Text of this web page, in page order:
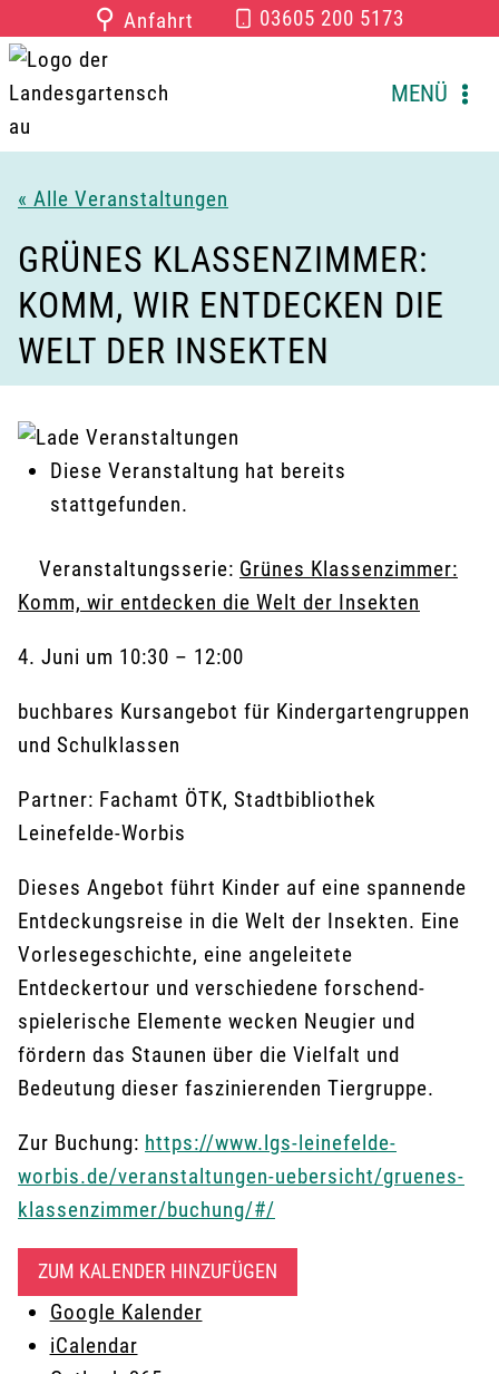
Inhalt
springen
⚲ Anfahrt 03605 200 5173
MENÜ
« Alle Veranstaltungen
GRÜNES KLASSENZIMMER:
KOMM, WIR ENTDECKEN DIE
WELT DER INSEKTEN
Diese Veranstaltung hat bereits
stattgefunden.
Veranstaltungsserie: Grünes Klassenzimmer:
Komm, wir entdecken die Welt der Insekten
4. Juni um 10:30 – 12:00
buchbares Kursangebot für Kindergartengruppen
und Schulklassen
Partner: Fachamt ÖTK, Stadtbibliothek
Leinefelde-Worbis
Dieses Angebot führt Kinder auf eine spannende
Entdeckungsreise in die Welt der Insekten. Eine
Vorlesegeschichte, eine angeleitete
Entdeckertour und verschiedene forschend-
spielerische Elemente wecken Neugier und
fördern das Staunen über die Vielfalt und
Bedeutung dieser faszinierenden Tiergruppe.
Zur Buchung: https://www.lgs-leinefelde-
worbis.de/veranstaltungen-uebersicht/gruenes-
klassenzimmer/buchung/#/
ZUM KALENDER HINZUFÜGEN
Google Kalender
iCalendar